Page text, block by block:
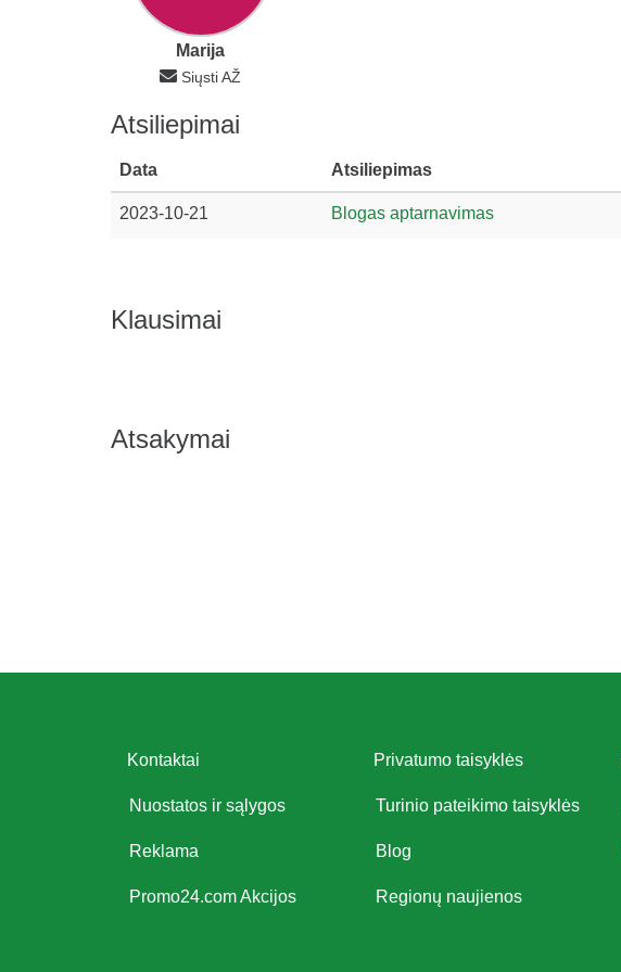
Marija
Siųsti AŽ
Atsiliepimai
Data Atsiliepimas
2023-10-21 Blogas aptarnavimas
Klausimai
Atsakymai
Kontaktai Privatumo taisyklės
Nuostatos ir sąlygos Turinio pateikimo taisyklės
Reklama Blog
Promo24.com Akcijos Regionų naujienos